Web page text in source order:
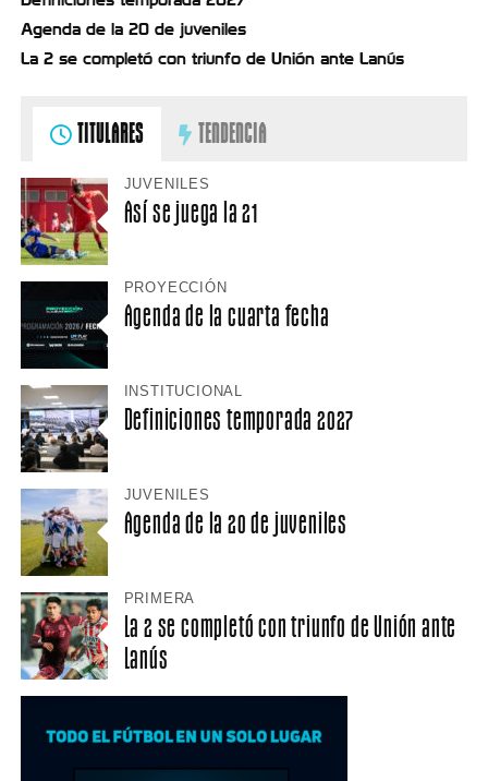
Agenda de la 20 de juveniles
La 2 se completó con triunfo de Unión ante Lanús
TITULARES TENDENCIA
JUVENILES
Así se juega la 21
PROYECCIÓN
Agenda de la cuarta fecha
INSTITUCIONAL
Definiciones temporada 2027
JUVENILES
Agenda de la 20 de juveniles
PRIMERA
La 2 se completó con triunfo de Unión ante
Lanús